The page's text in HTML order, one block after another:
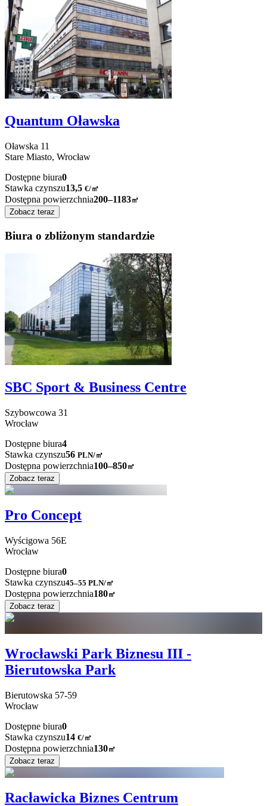
Quantum Oławska
Oławska 11
Stare Miasto, Wrocław
Dostępne biura0
Stawka czynszu13,5 €/㎡
Dostępna powierzchnia200–1183㎡
Zobacz teraz
Biura o zbliżonym standardzie
SBC Sport & Business Centre
Szybowcowa 31
Wrocław
Dostępne biura4
Stawka czynszu56 PLN/㎡
Dostępna powierzchnia100–850㎡
Zobacz teraz
Pro Concept
Wyścigowa 56E
Wrocław
Dostępne biura0
Stawka czynszu45–55 PLN/㎡
Dostępna powierzchnia180㎡
Zobacz teraz
Wrocławski Park Biznesu III -
Bierutowska Park
Bierutowska 57-59
Wrocław
Dostępne biura0
Stawka czynszu14 €/㎡
Dostępna powierzchnia130㎡
Zobacz teraz
Racławicka Biznes Centrum